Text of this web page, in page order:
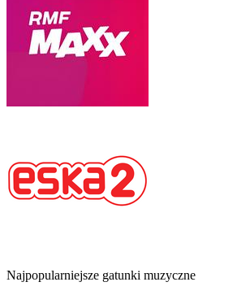
Najpopularniejsze gatunki muzyczne